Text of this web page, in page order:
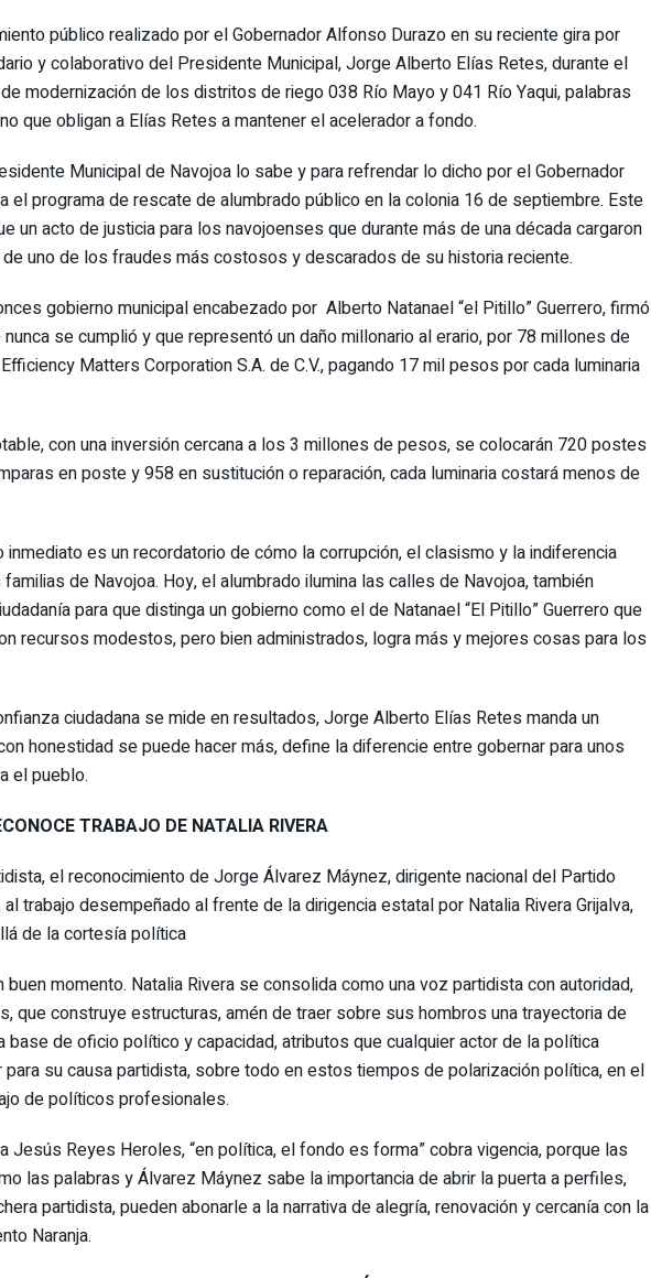
público realizado por el Gobernador Alfonso Durazo en su reciente gira por
y colaborativo del Presidente Municipal, Jorge Alberto Elías Retes, durante el
modernización de los distritos de riego 038 Río Mayo y 041 Río Yaqui, palabras
que obligan a Elías Retes a mantener el acelerador a fondo.
Municipal de Navojoa lo sabe y para refrendar lo dicho por el Gobernador
el programa de rescate de alumbrado público en la colonia 16 de septiembre. Este
un acto de justicia para los navojoenses que durante más de una década cargaron
uno de los fraudes más costosos y descarados de su historia reciente.
gobierno municipal encabezado por Alberto Natanael “el Pitillo” Guerrero, firmó
se cumplió y que representó un daño millonario al erario, por 78 millones de
Matters Corporation S.A. de C.V., pagando 17 mil pesos por cada luminaria
con una inversión cercana a los 3 millones de pesos, se colocarán 720 postes
en poste y 958 en sustitución o reparación, cada luminaria costará menos de
inmediato es un recordatorio de cómo la corrupción, el clasismo y la indiferencia
de Navojoa. Hoy, el alumbrado ilumina las calles de Navojoa, también
para que distinga un gobierno como el de Natanael “El Pitillo” Guerrero que
recursos modestos, pero bien administrados, logra más y mejores cosas para los
ciudadana se mide en resultados, Jorge Alberto Elías Retes manda un
honestidad se puede hacer más, define la diferencie entre gobernar para unos
el pueblo.
TRABAJO DE NATALIA RIVERA
el reconocimiento de Jorge Álvarez Máynez, dirigente nacional del Partido
trabajo desempeñado al frente de la dirigencia estatal por Natalia Rivera Grijalva,
de la cortesía política
momento. Natalia Rivera se consolida como una voz partidista con autoridad,
que construye estructuras, amén de traer sobre sus hombros una trayectoria de
de oficio político y capacidad, atributos que cualquier actor de la política
para su causa partidista, sobre todo en estos tiempos de polarización política, en el
de políticos profesionales.
Jesús Reyes Heroles, “en política, el fondo es forma” cobra vigencia, porque las
las palabras y Álvarez Máynez sabe la importancia de abrir la puerta a perfiles,
partidista, pueden abonarle a la narrativa de alegría, renovación y cercanía con la
Naranja.